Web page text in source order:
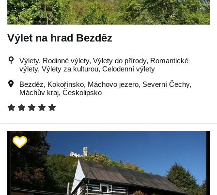
Výlet na hrad Bezděz
Výlety, Rodinné výlety, Výlety do přírody, Romantické
výlety, Výlety za kulturou, Celodenní výlety
Bezděz, Kokořínsko, Máchovo jezero, Severní Čechy,
Máchův kraj, Českolipsko